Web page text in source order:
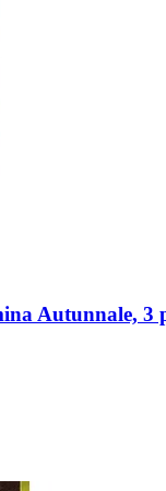
Autunnale, 3